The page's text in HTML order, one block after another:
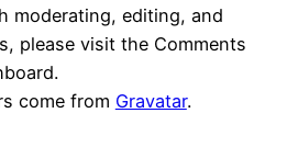
moderating, editing, and
please visit the Comments
come from Gravatar.